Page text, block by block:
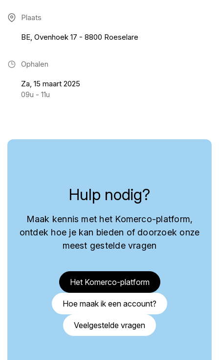
Plaats
BE, Ovenhoek 17 - 8800 Roeselare
Ophalen
Za, 15 maart 2025
09u - 11u
Hulp nodig?
Maak kennis met het Komerco-platform,
ontdek hoe je kan bieden of doorzoek onze
meest gestelde vragen
Het Komerco-platform
Hoe maak ik een account?
Veelgestelde vragen